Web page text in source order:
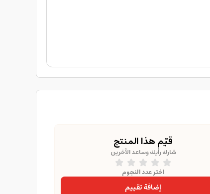
قيّم هذا المنتج
شارك رأيك وساعد الآخرين
اختر عدد النجوم
إضافة تقييم